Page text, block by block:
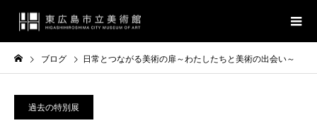
ブログ 日常とつながる美術の扉～わたしたちと美術の出会い～
過去の特別展